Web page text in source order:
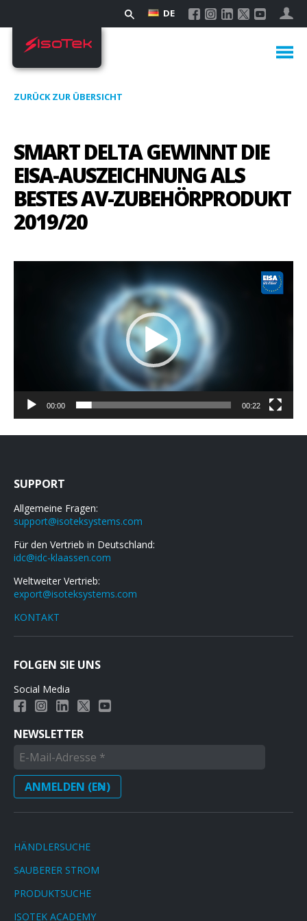
DE
ZURÜCK ZUR ÜBERSICHT
SMART DELTA GEWINNT DIE
EISA-AUSZEICHNUNG ALS
BESTES AV-ZUBEHÖRPRODUKT
2019/20
00:00 00:22
SUPPORT
Allgemeine Fragen:
support@isoteksystems.com
Für den Vertrieb in Deutschland:
idc@idc-klaassen.com
Weltweiter Vertrieb:
export@isoteksystems.com
KONTAKT
FOLGEN SIE UNS
Social Media
NEWSLETTER
HÄNDLERSUCHE
SAUBERER STROM
PRODUKTSUCHE
ISOTEK ACADEMY